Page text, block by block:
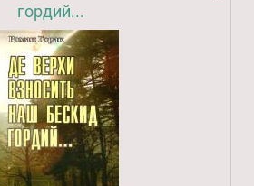
гордий...